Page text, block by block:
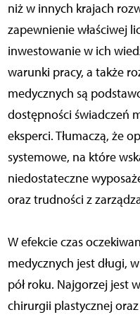
niż w innych krajach
zapewnienie właściwej
inwestowanie w ich
warunki pracy, a także
medycznych są
dostępności świadczeń
eksperci. Tłumaczą, że
systemowe, na które
niedostateczne
oraz trudności z
W efekcie czas
medycznych jest długi,
pół roku. Najgorzej jest
chirurgii plastycznej